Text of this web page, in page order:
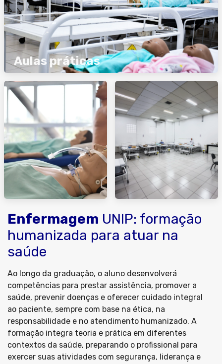
Aulas práticas
Enfermagem UNIP: formação
humanizada para atuar na
saúde
Ao longo da graduação, o aluno desenvolverá
competências para prestar assistência, promover a
saúde, prevenir doenças e oferecer cuidado integral
ao paciente, sempre com base na ética, na
responsabilidade e no atendimento humanizado. A
formação integra teoria e prática em diferentes
contextos da saúde, preparando o profissional para
exercer suas atividades com segurança, liderança e